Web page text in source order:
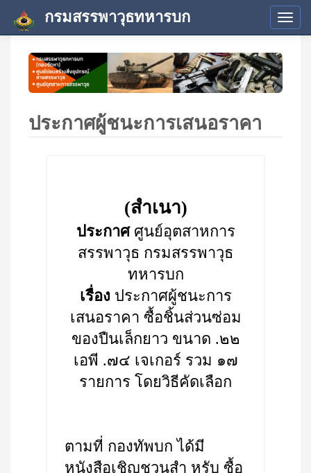
กรมสรรพาวุธทหารบก
ประกาศผู้ชนะการเสนอราคา
(สำเนา)
ประกาศศูนย์อุตสาหการ
สรรพาวุธ กรมสรรพาวุธ
ทหารบก
เรื่อง ประกาศผู้ชนะการ
เสนอราคา ซื้อชิ้นส่วนซ่อม
ของปืนเล็กยาว ขนาด .๒๒
เอพี .๗๔ เจเกอร์ รวม ๑๗
รายการ โดยวิธีคัดเลือก
ตามที่ กองทัพบก ได้มี
หนังสือเชิญชวนสำ หรับ ซื้อ